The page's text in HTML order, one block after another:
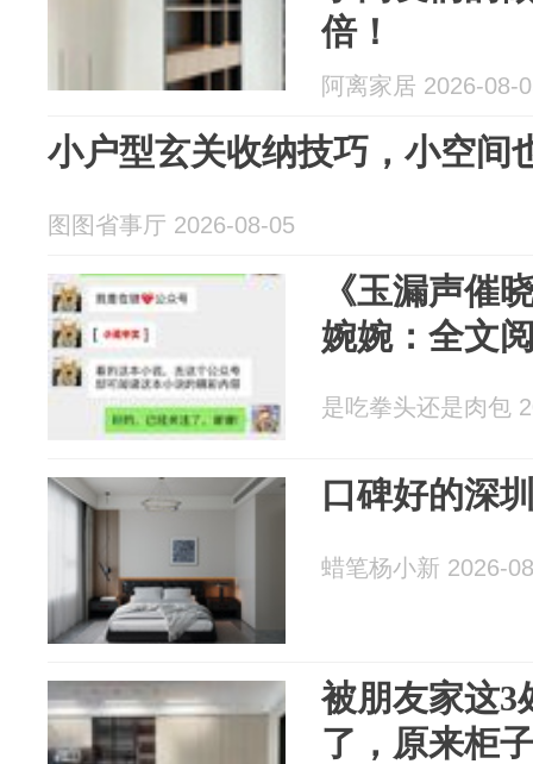
倍！
阿离家居 2026-08-
小户型玄关收纳技巧，小空间
图图省事厅 2026-08-05
《玉漏声催
婉婉：全文
是吃拳头还是肉包
口碑好的深
蜡笔杨小新 2026-
被朋友家这3
了，原来柜